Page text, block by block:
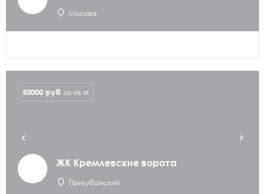
Москва
ЖК Кремлевские ворота
Прикубанский
50000 руб за кв.м